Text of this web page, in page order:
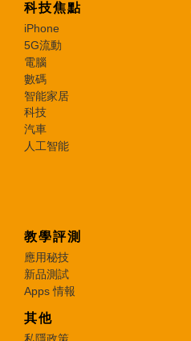
科技焦點
iPhone
5G流動
電腦
數碼
智能家居
科技
汽車
人工智能
教學評測
應用秘技
新品測試
Apps 情報
其他
私隱政策